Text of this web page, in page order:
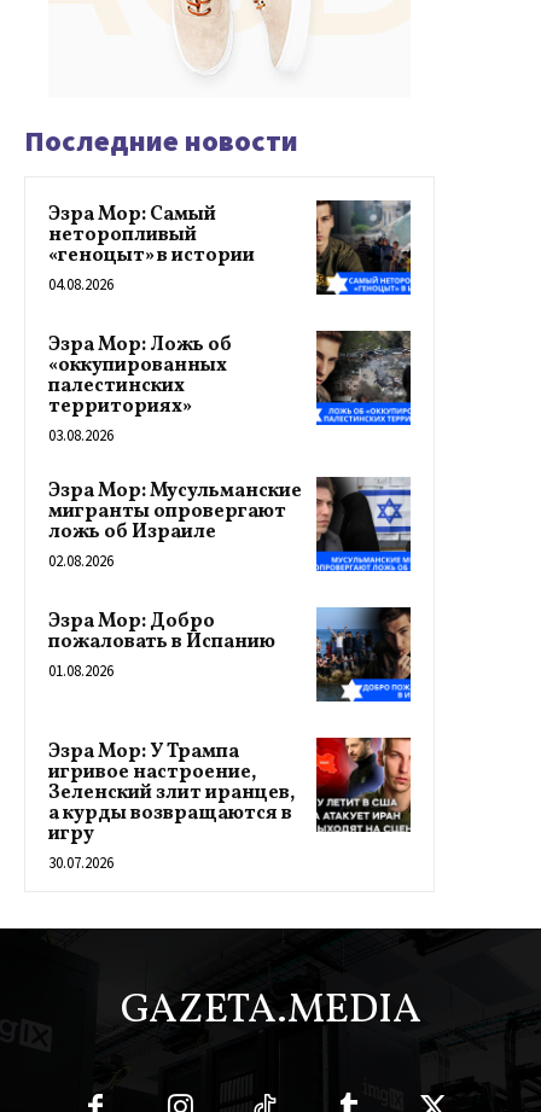
Последние новости
Эзра Мор: Самый
неторопливый
«геноцыт» в истории
04.08.2026
Эзра Мор: Ложь об
«оккупированных
палестинских
территориях»
03.08.2026
Эзра Мор: Мусульманские
мигранты опровергают
ложь об Израиле
02.08.2026
Эзра Мор: Добро
пожаловать в Испанию
01.08.2026
Эзра Мор: У Трампа
игривое настроение,
Зеленский злит иранцев,
а курды возвращаются в
игру
30.07.2026
GAZETA.MEDIA